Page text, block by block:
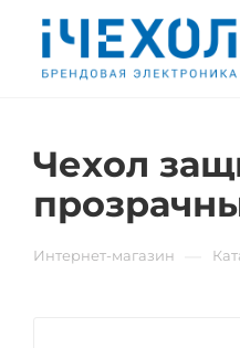
Чехол
Интернет-магазин